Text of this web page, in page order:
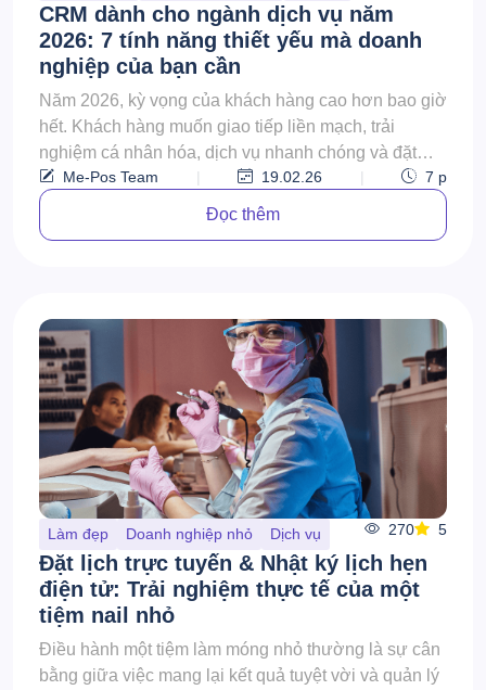
CRM dành cho ngành dịch vụ năm
2026: 7 tính năng thiết yếu mà doanh
nghiệp của bạn cần
Năm 2026, kỳ vọng của khách hàng cao hơn bao giờ
hết. Khách hàng muốn giao tiếp liền mạch, trải
nghiệm cá nhân hóa, dịch vụ nhanh chóng và đặt
lịch dễ...
Me-Pos Team | 19.02.26 | 7 p
Đọc thêm
Làm đẹp Doanh nghiệp nhỏ Dịch vụ 270 5
Đặt lịch trực tuyến & Nhật ký lịch hẹn
điện tử: Trải nghiệm thực tế của một
tiệm nail nhỏ
Điều hành một tiệm làm móng nhỏ thường là sự cân
bằng giữa việc mang lại kết quả tuyệt vời và quản lý